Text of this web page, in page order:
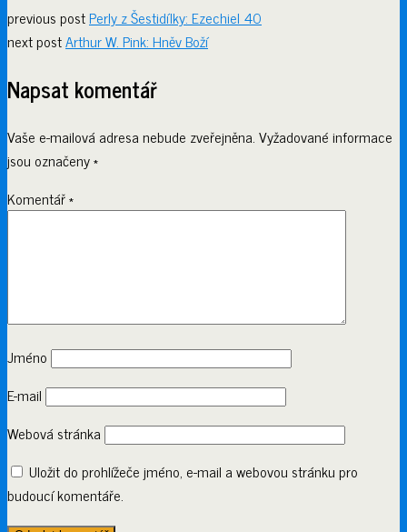
previous postPerly z Šestidílky: Ezechiel 40
next postArthur W. Pink: Hněv Boží
Napsat komentář
Vaše e-mailová adresa nebude zveřejněna.Vyžadované informace
jsou označeny*
Komentář*
Jméno
E-mail
Webová stránka
Uložit do prohlížeče jméno, e-mail a webovou stránku pro
budoucí komentáře.